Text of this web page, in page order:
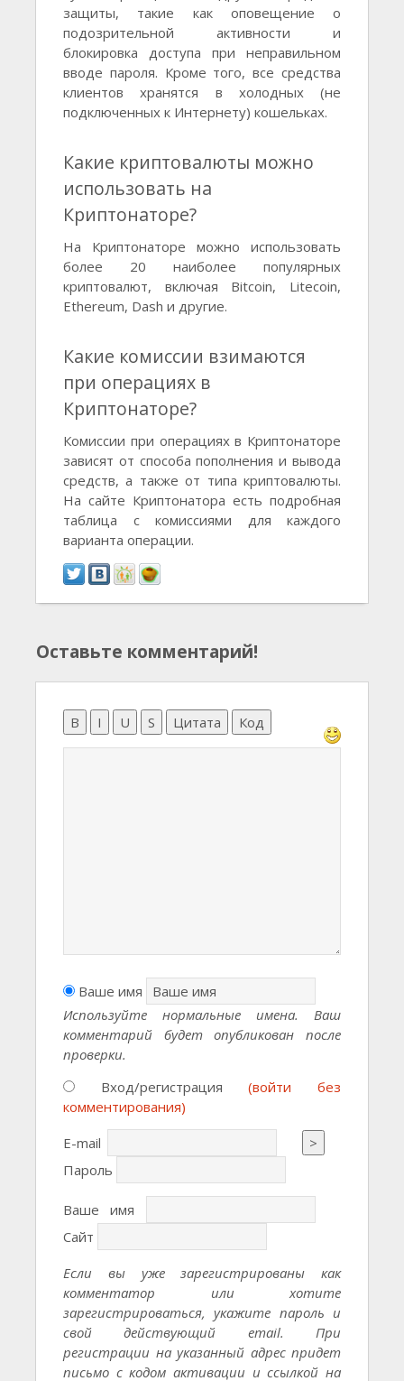
защиты, такие как оповещение о
подозрительной активности и
блокировка доступа при неправильном
вводе пароля. Кроме того, все средства
клиентов хранятся в холодных (не
подключенных к Интернету) кошельках.
Какие криптовалюты можно
использовать на
Криптонаторе?
На Криптонаторе можно использовать
более 20 наиболее популярных
криптовалют, включая Bitcoin, Litecoin,
Ethereum, Dash и другие.
Какие комиссии взимаются
при операциях в
Криптонаторе?
Комиссии при операциях в Криптонаторе
зависят от способа пополнения и вывода
средств, а также от типа криптовалюты.
На сайте Криптонатора есть подробная
таблица с комиссиями для каждого
варианта операции.
Оставьте комментарий!
B I U S Цитата Код
Ваше имя
Используйте нормальные имена. Ваш
комментарий будет опубликован после
проверки.
Вход/регистрация(войти без
комментирования)
E-mail
>
Пароль
Ваше имя
Сайт
Если вы уже зарегистрированы как
комментатор или хотите
зарегистрироваться, укажите пароль и
свой действующий email. При
регистрации на указанный адрес придет
письмо с кодом активации и ссылкой на